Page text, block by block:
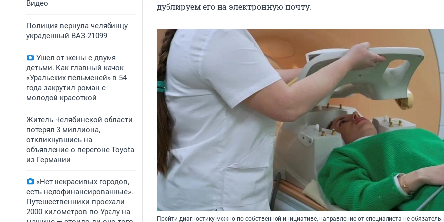
Видео
Полиция вернула челябинцу
украденный ВАЗ-21099
Ушел от жены с двумя
детьми. Как главный качок
«Уральских пельменей» в 54
года закрутил роман с
молодой красоткой
Житель Челябинской области
потерял 3 миллиона,
откликнувшись на
объявление о перегоне Toyota
из Германии
«Нет некрасивых городов,
есть недофинансированные».
Путешественники проехали
2000 километров по Уралу на
дублируем его на электронную почту.
Пройти диагностику можно по собственной инициативе, направление от специалиста не